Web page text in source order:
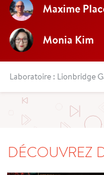
Maxime
Monia Kim
Laboratoire : Lionbridge
DÉCOUVREZ